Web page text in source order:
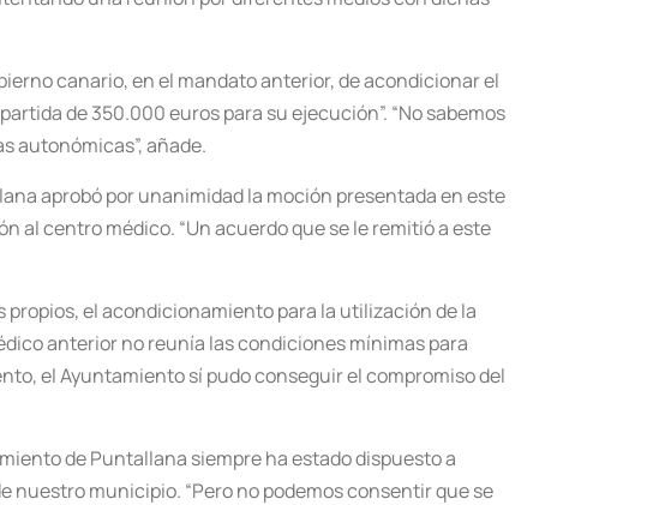
canario, en el mandato anterior, de acondicionar el
de 350.000 euros para su ejecución”. “No sabemos
autonómicas”, añade.
aprobó por unanimidad la moción presentada en este
al centro médico. “Un acuerdo que se le remitió a este
el acondicionamiento para la utilización de la
anterior no reunía las condiciones mínimas para
el Ayuntamiento sí pudo conseguir el compromiso del
de Puntallana siempre ha estado dispuesto a
nuestro municipio. “Pero no podemos consentir que se